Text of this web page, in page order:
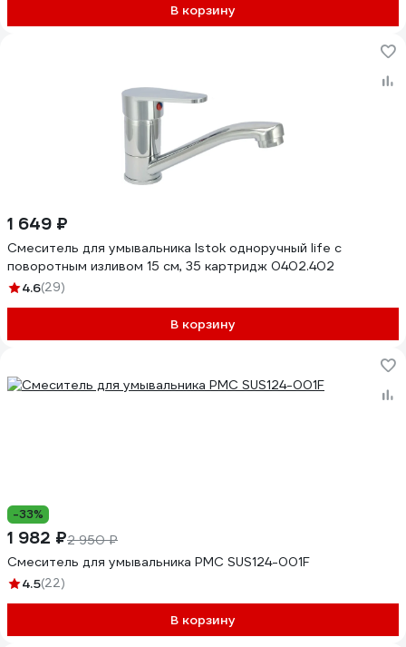
В корзину
1 649 ₽
Смеситель для умывальника Istok одноручный life с
поворотным изливом 15 см, 35 картридж 0402.402
4.6(29)
В корзину
-33%
1 982 ₽2 950 ₽
Смеситель для умывальника РМС SUS124-001F
4.5(22)
В корзину